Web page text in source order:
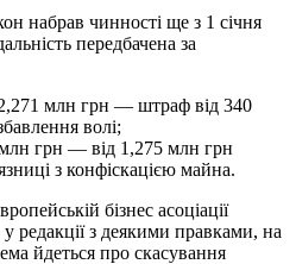
набрав чинності ще з 1 січня
передбачена за
млн грн — штраф від 340
волі;
грн — від 1,275 млн грн
з конфіскацією майна.
бізнес асоціації
редакції з деякими правками, на
йдеться про скасування